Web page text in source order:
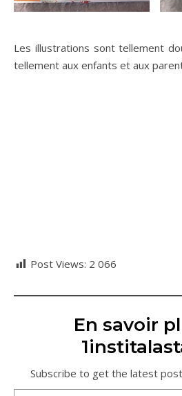
Les illustrations sont tellement
tellement aux enfants et aux
Post Views: 2 066
En savoir
Subscribe to get the latest
Saisissez votre adresse e-mail…